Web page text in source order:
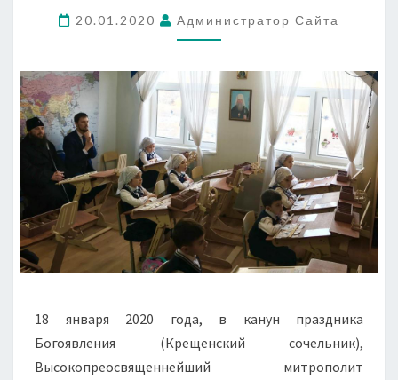
20.01.2020 Администратор Сайта
18 января 2020 года, в канун праздника
Богоявления (Крещенский сочельник),
Высокопреосвященнейший митрополит